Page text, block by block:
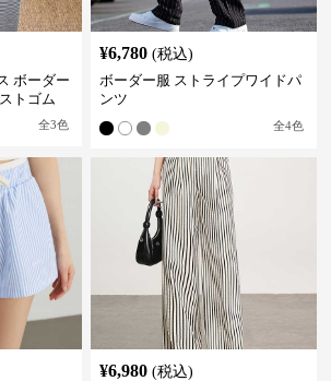
ボーダー
トゴム
全3色
¥6,780 (税込)
ボーダー服 ストライプワイドパ
ンツ
全4色
¥6,980 (税込)